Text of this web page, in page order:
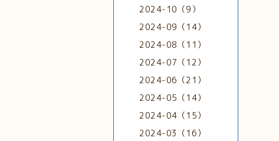
2024-10（9）
2024-09（14）
2024-08（11）
2024-07（12）
2024-06（21）
2024-05（14）
2024-04（15）
2024-03（16）